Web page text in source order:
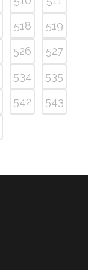
518
519
526
527
534
535
542
543